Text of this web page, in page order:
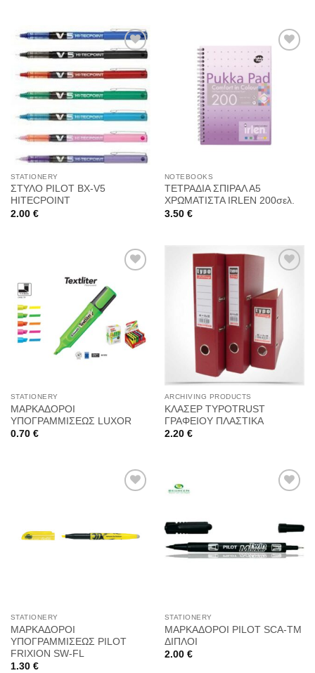
στη
STATIONERY
ΣΤΥΛΟ PILOT BX-V5
HITECPOINT
2.00 €
Προσθήκη
Wishlist
NOTEBOOKS
ΤΕΤΡΑΔΙΑ ΣΠΙΡΑΛ Α5
ΧΡΩΜΑΤΙΣΤΑ IRLEN 200σελ.
3.50 €
Προσθήκη
Wishlist
STATIONERY
ΜΑΡΚΑΔΟΡΟΙ
ΥΠΟΓΡΑΜΜΙΣΕΩΣ LUXOR
0.70 €
Προσθήκη
στη
ARCHIVING PRODUCTS
ΚΛΑΣΕΡ TYPOTRUST
ΓΡΑΦΕΙΟΥ ΠΛΑΣΤΙΚΑ
2.20 €
στη
STATIONERY
ΜΑΡΚΑΔΟΡΟΙ
ΥΠΟΓΡΑΜΜΙΣΕΩΣ PILOT
FRIXION SW-FL
1.30 €
Προσθήκη
στη
Wishlist
STATIONERY
ΜΑΡΚΑΔΟΡΟΙ PILOT SCA-TM
ΔΙΠΛΟΙ
2.00 €